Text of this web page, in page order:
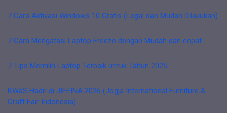
7 Cara Aktivasi Windows 10 Gratis (Legal dan Mudah Dilakukan)
7 Cara Mengatasi Laptop Freeze dengan Mudah dan cepat
7 Tips Memilih Laptop Terbaik untuk Tahun 2025
KWaS Hadir di JIFFINA 2026 (Jogja International Furniture &
Craft Fair Indonesia)